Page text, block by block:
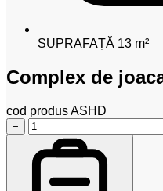
SUPRAFAȚĂ 13 m²
Complex de
cod produsASHD
−